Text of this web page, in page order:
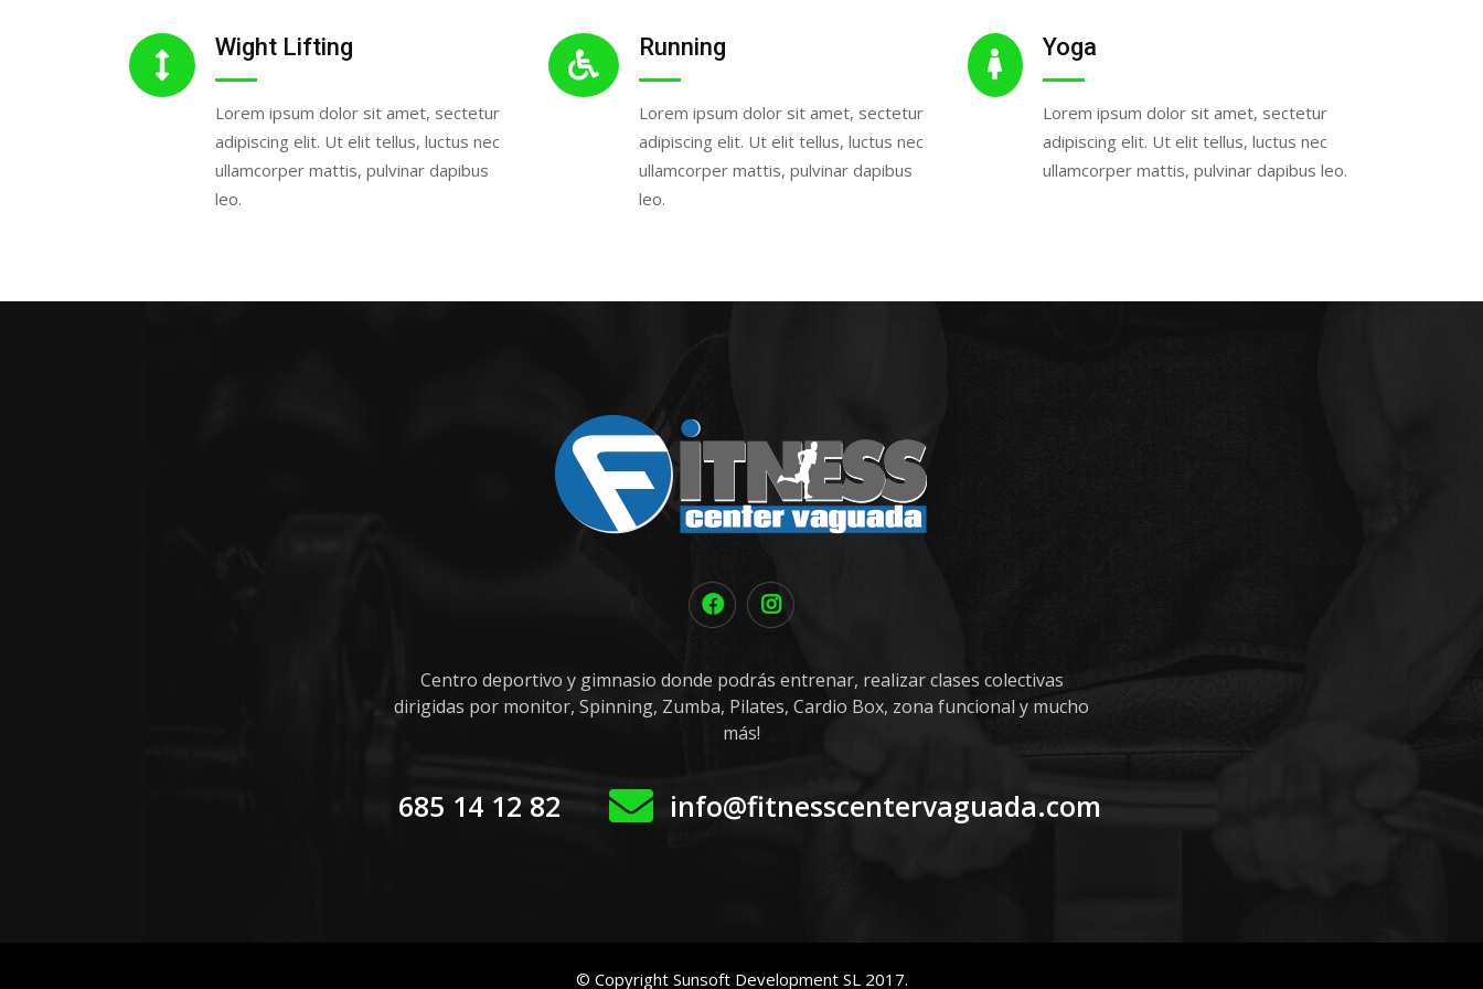
Wight Lifting
Lorem ipsum dolor sit amet, sectetur
adipiscing elit. Ut elit tellus, luctus nec
ullamcorper mattis, pulvinar dapibus
leo.
Running
Lorem ipsum dolor sit amet, sectetur
adipiscing elit. Ut elit tellus, luctus nec
ullamcorper mattis, pulvinar dapibus
leo.
Yoga
Lorem ipsum dolor sit amet, sectetur
adipiscing elit. Ut elit tellus, luctus nec
ullamcorper mattis, pulvinar dapibus leo.
Centro deportivo y gimnasio donde podrás entrenar, realizar clases colectivas
dirigidas por monitor, Spinning, Zumba, Pilates, Cardio Box, zona funcional y mucho
más!
685 14 12 82 info@fitnesscentervaguada.com
© Copyright Sunsoft Development SL 2017.